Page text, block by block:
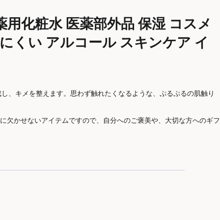
化粧水 医薬部外品 保湿 コスメ
くい アルコール スキンケア イ
、キメを整えます。思わず触れたくなるような、ぷるぷるの肌触り
欠かせないアイテムですので、自分へのご褒美や、大切な方へのギフ